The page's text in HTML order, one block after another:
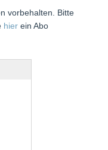
vorbehalten. Bitte
hier ein Abo